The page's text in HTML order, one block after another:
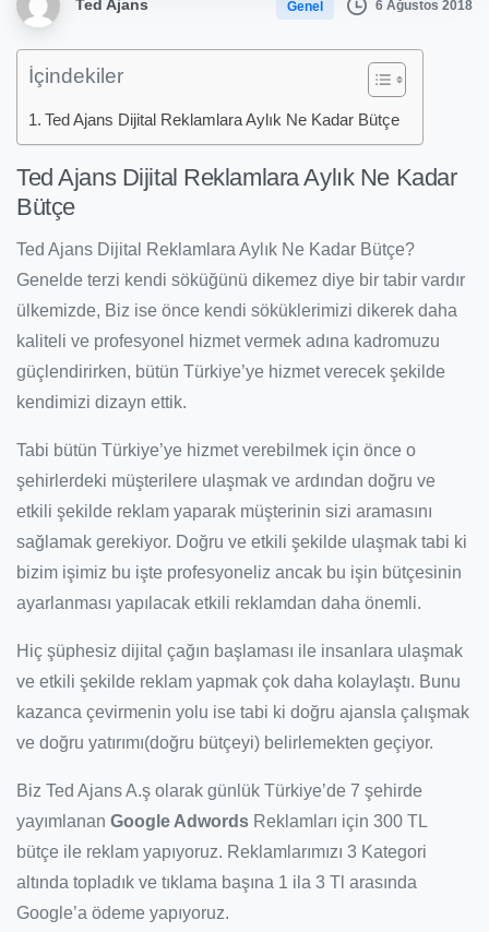
Ted Ajans Genel 6 Ağustos 2018
İçindekiler
Ted Ajans Dijital Reklamlara Aylık Ne Kadar Bütçe
Ted Ajans Dijital Reklamlara Aylık Ne Kadar
Bütçe
Ted Ajans Dijital Reklamlara Aylık Ne Kadar Bütçe?
Genelde terzi kendi söküğünü dikemez diye bir tabir vardır
ülkemizde, Biz ise önce kendi söküklerimizi dikerek daha
kaliteli ve profesyonel hizmet vermek adına kadromuzu
güçlendirirken, bütün Türkiye’ye hizmet verecek şekilde
kendimizi dizayn ettik.
Tabi bütün Türkiye’ye hizmet verebilmek için önce o
şehirlerdeki müşterilere ulaşmak ve ardından doğru ve
etkili şekilde reklam yaparak müşterinin sizi aramasını
sağlamak gerekiyor. Doğru ve etkili şekilde ulaşmak tabi ki
bizim işimiz bu işte profesyoneliz ancak bu işin bütçesinin
ayarlanması yapılacak etkili reklamdan daha önemli.
Hiç şüphesiz dijital çağın başlaması ile insanlara ulaşmak
ve etkili şekilde reklam yapmak çok daha kolaylaştı. Bunu
kazanca çevirmenin yolu ise tabi ki doğru ajansla çalışmak
ve doğru yatırımı(doğru bütçeyi) belirlemekten geçiyor.
Biz Ted Ajans A.ş olarak günlük Türkiye’de 7 şehirde
yayımlanan Google Adwords Reklamları için 300 TL
bütçe ile reklam yapıyoruz. Reklamlarımızı 3 Kategori
altında topladık ve tıklama başına 1 ila 3 Tl arasında
Google’a ödeme yapıyoruz.